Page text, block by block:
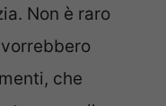
Non è raro
che